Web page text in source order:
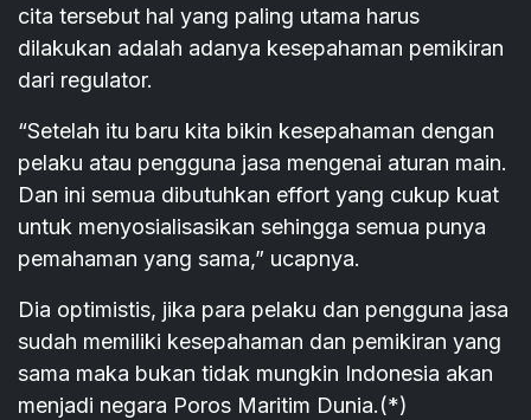
cita tersebut hal yang paling utama harus
dilakukan adalah adanya kesepahaman pemikiran
dari regulator.
“Setelah itu baru kita bikin kesepahaman dengan
pelaku atau pengguna jasa mengenai aturan main.
Dan ini semua dibutuhkan effort yang cukup kuat
untuk menyosialisasikan sehingga semua punya
pemahaman yang sama,” ucapnya.
Dia optimistis, jika para pelaku dan pengguna jasa
sudah memiliki kesepahaman dan pemikiran yang
sama maka bukan tidak mungkin Indonesia akan
menjadi negara Poros Maritim Dunia.(*)